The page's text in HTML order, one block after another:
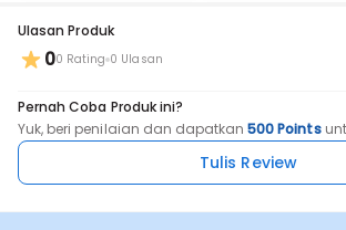
Ulasan Produk
00 Rating 0 Ulasan
Pernah Coba Produk ini?
Yuk, beri penilaian dan dapatkan500 Points
Tulis Review